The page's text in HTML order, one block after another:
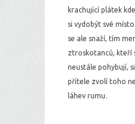
krachující plátek
si vydobýt své
se ale snaží, tím
ztroskotanců, kteří
neustále pohybují,
přítele zvolí toho
láhev rumu.